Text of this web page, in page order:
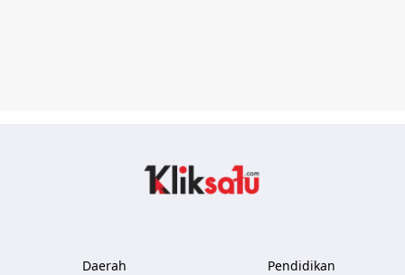
Daerah
Pendidikan